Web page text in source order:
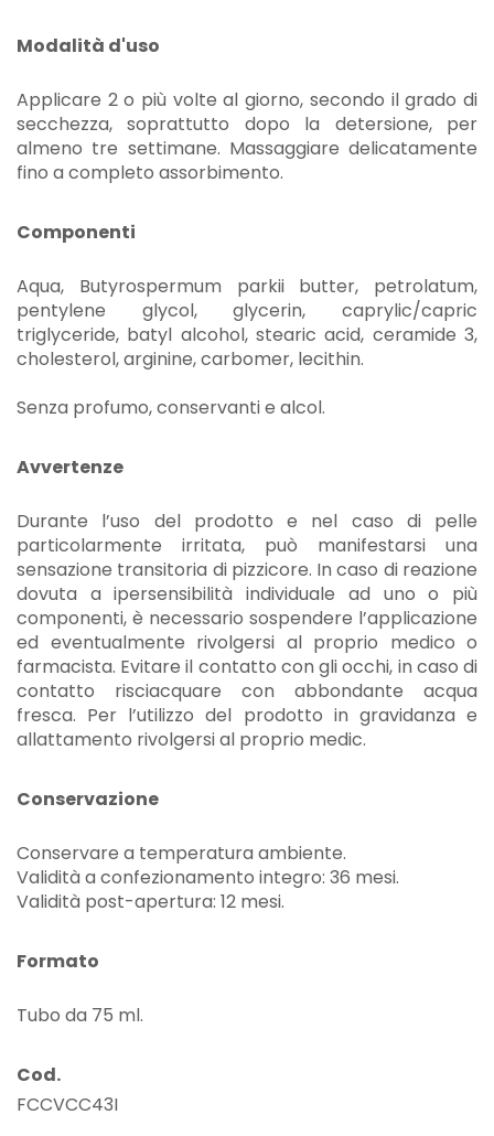
Modalità d'uso
Applicare 2 o più volte al giorno, secondo il grado di
secchezza, soprattutto dopo la detersione, per
almeno tre settimane. Massaggiare delicatamente
fino a completo assorbimento.
Componenti
Aqua, Butyrospermum parkii butter, petrolatum,
pentylene glycol, glycerin, caprylic/capric
triglyceride, batyl alcohol, stearic acid, ceramide 3,
cholesterol, arginine, carbomer, lecithin.
Senza profumo, conservanti e alcol.
Avvertenze
Durante l’uso del prodotto e nel caso di pelle
particolarmente irritata, può manifestarsi una
sensazione transitoria di pizzicore. In caso di reazione
dovuta a ipersensibilità individuale ad uno o più
componenti, è necessario sospendere l’applicazione
ed eventualmente rivolgersi al proprio medico o
farmacista. Evitare il contatto con gli occhi, in caso di
contatto risciacquare con abbondante acqua
fresca. Per l’utilizzo del prodotto in gravidanza e
allattamento rivolgersi al proprio medic.
Conservazione
Conservare a temperatura ambiente.
Validità a confezionamento integro: 36 mesi.
Validità post-apertura: 12 mesi.
Formato
Tubo da 75 ml.
Cod.
FCCVCC43I